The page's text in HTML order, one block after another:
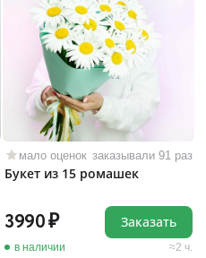
мало оценок заказывали 91 раз
Букет из 15 ромашек
3990
в наличии 2 ч.
Заказать